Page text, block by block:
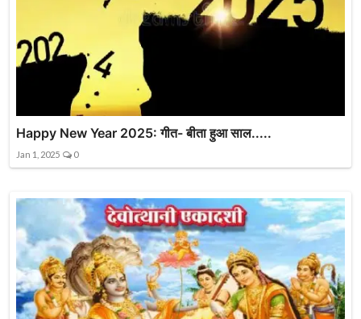
Happy New Year 2025: गीत- बीता हुआ साल.....
Jan 1, 2025 0